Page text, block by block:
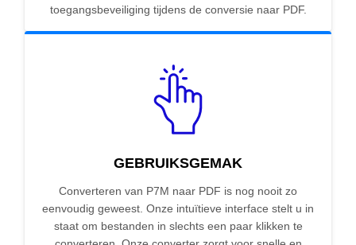
toegangsbeveiliging tijdens de conversie naar PDF.
GEBRUIKSGEMAK
Converteren van P7M naar PDF is nog nooit zo
eenvoudig geweest. Onze intuïtieve interface stelt u in
staat om bestanden in slechts een paar klikken te